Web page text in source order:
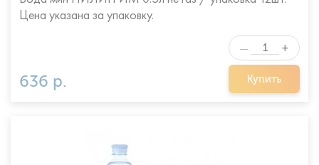
Цена указана за упаковку.
636 р. Купить
— +